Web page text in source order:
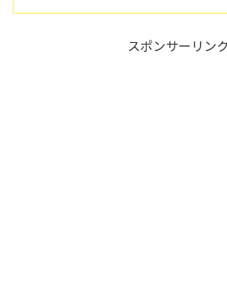
スポンサーリンク